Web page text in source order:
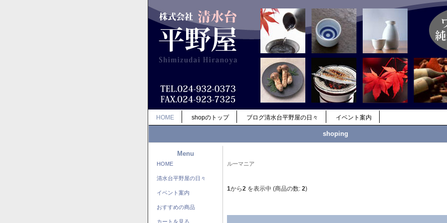
HOME shopのトップ ブログ清水台平野屋の日々 イベント案内
shoping
Menu
HOME
清水台平野屋の日々
イベント案内
おすすめの商品
カートを見る
ルーマニア
1から2 を表示中 (商品の数: 2)